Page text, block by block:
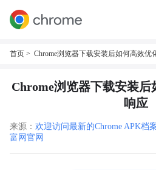
首页 > Chrome浏览器下载安装后如何高效优
Chrome浏览器下载安装
响应
来源： 欢迎访问最新的Chrome APK档
富网官网